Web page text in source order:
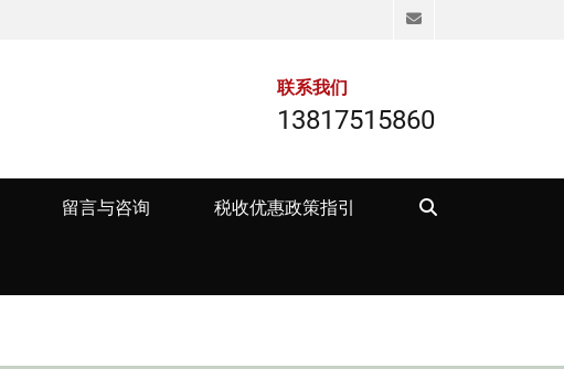
Email
联系我们
13817515860
留言与咨询 税收优惠政策指引